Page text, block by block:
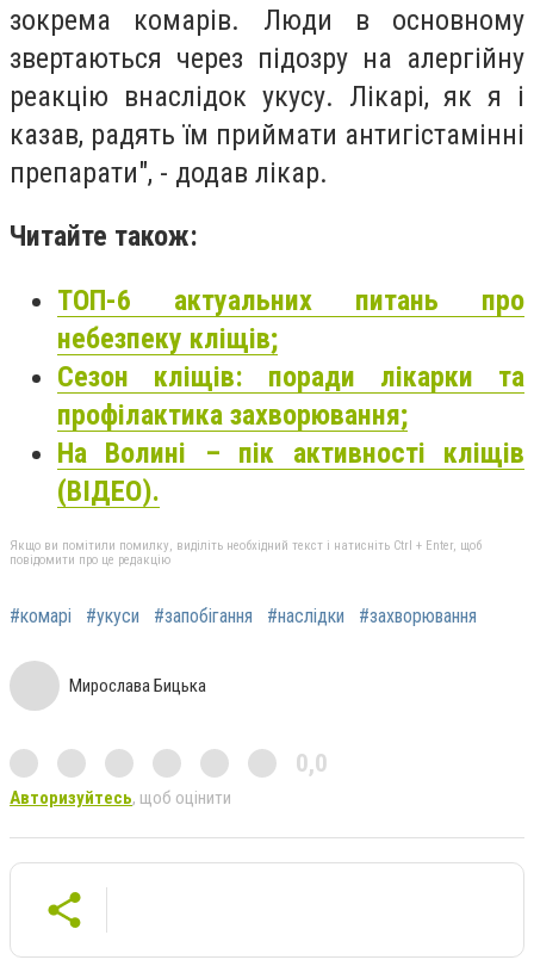
зокрема комарів. Люди в основному
звертаються через підозру на алергійну
реакцію внаслідок укусу. Лікарі, як я і
казав, радять їм приймати антигістамінні
препарати", - додав лікар.
Читайте також:
ТОП-6 актуальних питань про
небезпеку кліщів;
Сезон кліщів: поради лікарки та
профілактика захворювання;
На Волині – пік активності кліщів
(ВІДЕО).
Якщо ви помітили помилку, виділіть необхідний текст і натисніть Ctrl + Enter, щоб
повідомити про це редакцію
#комарі #укуси #запобігання #наслідки #захворювання
Мирослава Бицька
0,0
Авторизуйтесь, щоб оцінити